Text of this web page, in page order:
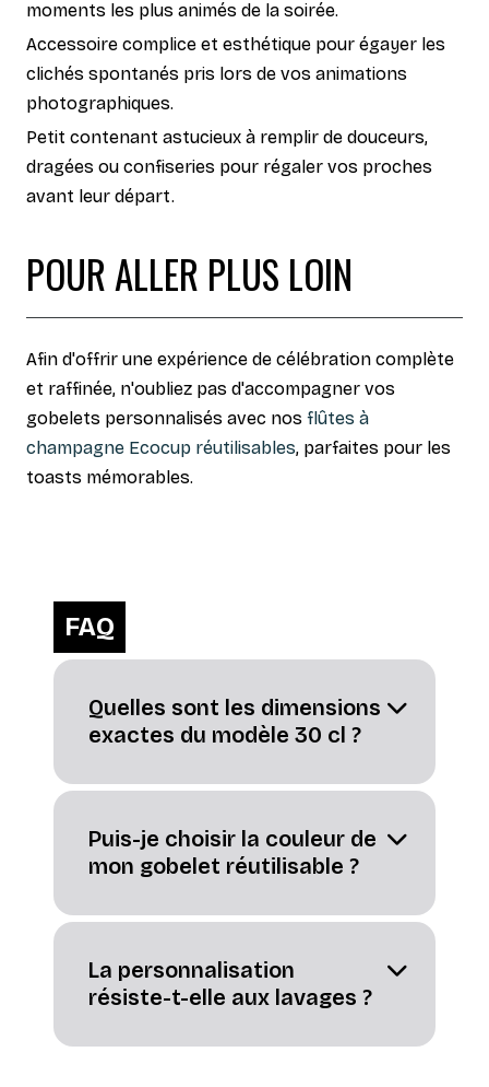
moments les plus animés de la soirée.
Accessoire complice et esthétique pour égayer les
clichés spontanés pris lors de vos animations
photographiques.
Petit contenant astucieux à remplir de douceurs,
dragées ou confiseries pour régaler vos proches
avant leur départ.
POUR ALLER PLUS LOIN
Afin d'offrir une expérience de célébration complète
et raffinée, n'oubliez pas d'accompagner vos
gobelets personnalisés avec nos flûtes à
champagne Ecocup réutilisables, parfaites pour les
toasts mémorables.
FAQ
Quelles sont les dimensions
exactes du modèle 30 cl ?
Puis-je choisir la couleur de
mon gobelet réutilisable ?
La personnalisation
résiste-t-elle aux lavages ?